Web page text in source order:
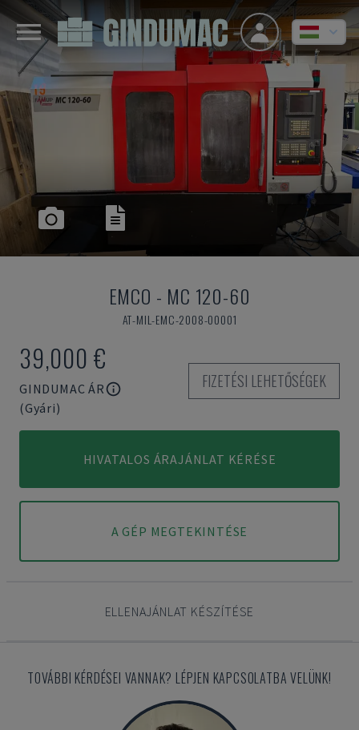
EMCO - MC 120-60
AT-MIL-EMC-2008-00001
39,000 €
GINDUMAC ÁR
(Gyári)
FIZETÉSI LEHETŐSÉGEK
HIVATALOS ÁRAJÁNLAT KÉRÉSE
A GÉP MEGTEKINTÉSE
ELLENAJÁNLAT KÉSZÍTÉSE
TOVÁBBI KÉRDÉSEI VANNAK? LÉPJEN KAPCSOLATBA VELÜNK!